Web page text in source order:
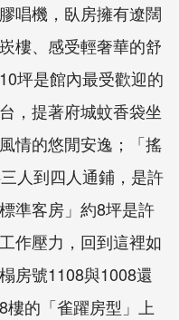
唱機，臥房擁有遼闊
樓、感受輕奢華的舒
坪是館內最受歡迎的
，提著府城蚊香袋坐
情的悠閒安逸；「搖
人到四人通鋪，是許
準客房」約8坪是許
作壓力，回到這裡如
房號1108與1008還
樓的「雀躍房型」上